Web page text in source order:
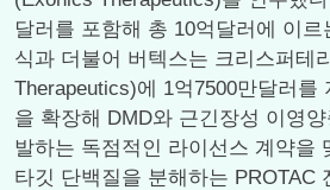
달러를 포함해 총 10억달러에 이
식과 더불어 버텍스는 크리스퍼테
Therapeutics)에 1억7500만달러를
을 확장해 DMD와 근긴장성 이영
발하는 독점적인 라이선스 계약을
타깃 단백질을 분해하는 PROTAC